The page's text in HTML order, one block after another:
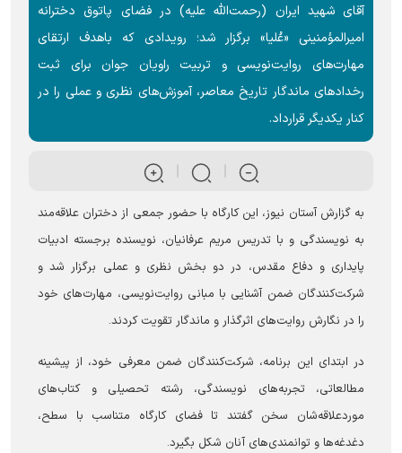
آقای شهید ایران (رحمت‌الله علیه) در فضای پاتوق دخترانه
امیرالمؤمنینی «عُلیا» برگزار شد؛ رویدادی که باهدف ارتقای
مهارت‌های روایت‌نویسی و تربیت راویان جوان برای ثبت
رخدادهای ماندگار تاریخ معاصر، آموزش‌های نظری و عملی را در
کنار یکدیگر قرارداد.
به گزارش آستان نیوز، این کارگاه با حضور جمعی از دختران علاقه‌مند
به نویسندگی و با تدریس مریم عرفانیان، نویسنده برجسته ادبیات
پایداری و دفاع مقدس، در دو بخش نظری و عملی برگزار شد و
شرکت‌کنندگان ضمن آشنایی با مبانی روایت‌نویسی، مهارت‌های خود
را در نگارش روایت‌های اثرگذار و ماندگار تقویت کردند.
در ابتدای این برنامه، شرکت‌کنندگان ضمن معرفی خود، از پیشینه
مطالعاتی، تجربه‌های نویسندگی، رشته تحصیلی و کتاب‌های
موردعلاقه‌شان سخن گفتند تا فضای کارگاه متناسب با سطح،
دغدغه‌ها و توانمندی‌های آنان شکل بگیرد.